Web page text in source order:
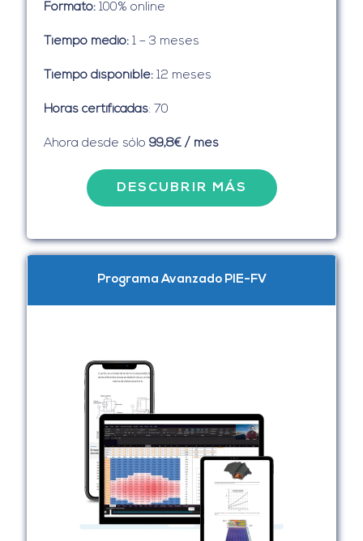
Formato:100% online
Tiempo medio:1 – 3 meses
Tiempo disponible:12 meses
Horas certificadas: 70
Ahora desde sólo 99,8€ / mes
DESCUBRIR MÁS
Programa Avanzado PIE-FV